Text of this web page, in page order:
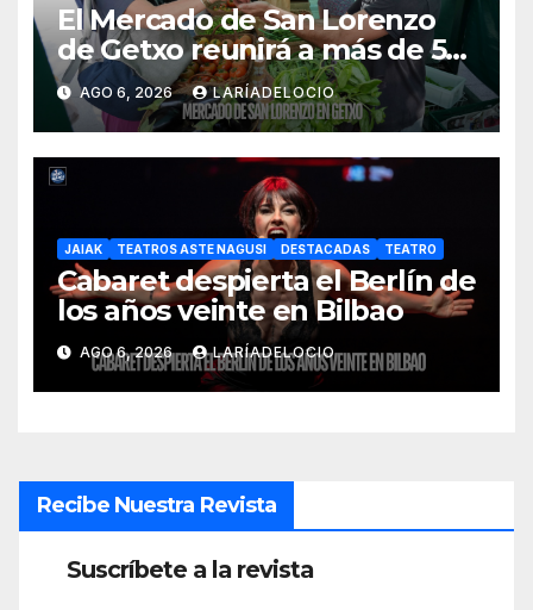
El Mercado de San Lorenzo
de Getxo reunirá a más de 50
productores del País Vasco
AGO 6, 2026 LARÍADELOCIO
JAIAK TEATROS ASTE NAGUSI DESTACADAS TEATRO
Cabaret despierta el Berlín de
los años veinte en Bilbao
AGO 6, 2026 LARÍADELOCIO
Recibe Nuestra Revista
Suscríbete a la revista